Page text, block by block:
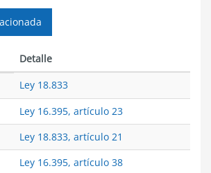
Detalle
Ley 18.833
Ley 16.395, artículo 23
Ley 18.833, artículo 21
Ley 16.395, artículo 38